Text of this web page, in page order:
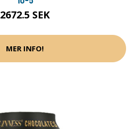
2672.5 SEK
MER INFO!